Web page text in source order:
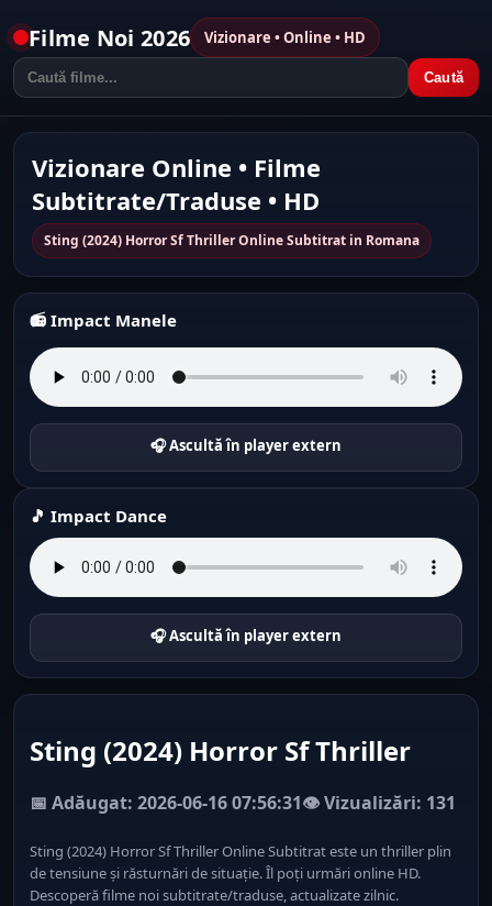
Filme Noi 2026 Vizionare • Online • HD
Caută
Vizionare Online • Filme
Subtitrate/Traduse • HD
Sting (2024) Horror Sf Thriller Online Subtitrat in Romana
📻 Impact Manele
🎧 Ascultă în player extern
🎵 Impact Dance
🎧 Ascultă în player extern
Sting (2024) Horror Sf Thriller
📅 Adăugat: 2026-06-16 07:56:31👁️ Vizualizări: 131
Sting (2024) Horror Sf Thriller Online Subtitrat este un thriller plin
de tensiune și răsturnări de situație. Îl poți urmări online HD.
Descoperă filme noi subtitrate/traduse, actualizate zilnic.